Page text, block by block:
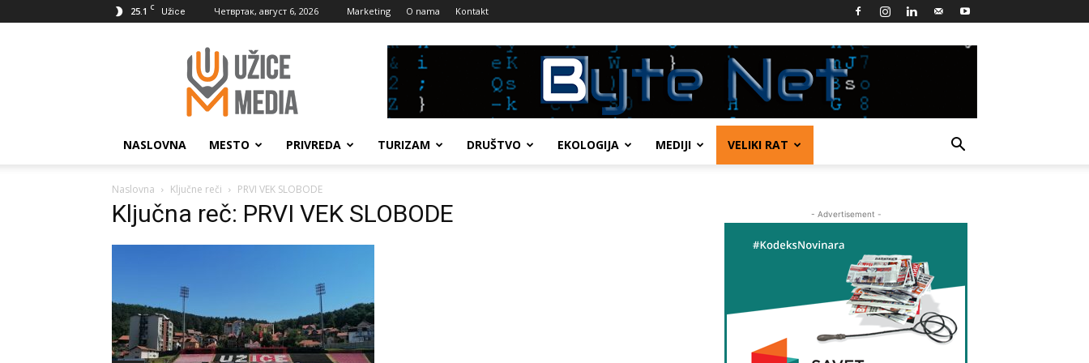
25.1 C Užice Четвртак, август 6, 2026 Marketing O nama Kontakt
UžiceMedia
NASLOVNA MESTO PRIVREDA TURIZAM DRUŠTVO EKOLOGIJA MEDIJI VELIKI RAT
Naslovna Ključne reči PRVI VEK SLOBODE
Ključna reč: PRVI VEK SLOBODE - Advertisement -